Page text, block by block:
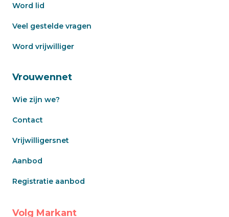
Word lid
Veel gestelde vragen
Word vrijwilliger
Vrouwennet
Wie zijn we?
Contact
Vrijwilligersnet
Aanbod
Registratie aanbod
Volg Markant